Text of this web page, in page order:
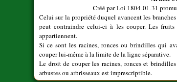
Créé parLoi 1804-01-31
Celui sur la propriété duquel avancent les
peut contraindre celui-ci à les couper. Les
appartiennent.
Si ce sont les racines, ronces ou brindilles qui
couper lui-même à la limite de la ligne séparative.
Le droit de couper les racines, ronces et
arbustes ou arbrisseaux est imprescriptible.